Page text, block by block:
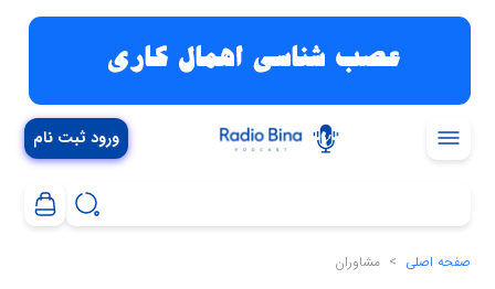
ورود ثبت نام
صفحه اصلی مشاوران